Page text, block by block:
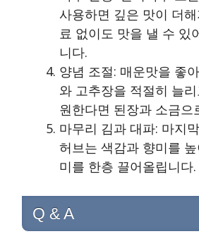
사용하면 깊은 맛이 더
료 없이도 맛을 낼 수 있
니다.
양념 조절: 매운맛을 좋
와 고추장을 적절히 늘
원한다면 된장과 소금으
마무리 김과 대파: 마지
허브는 색감과 향미를
미를 한층 끌어올립니다.
Q & A